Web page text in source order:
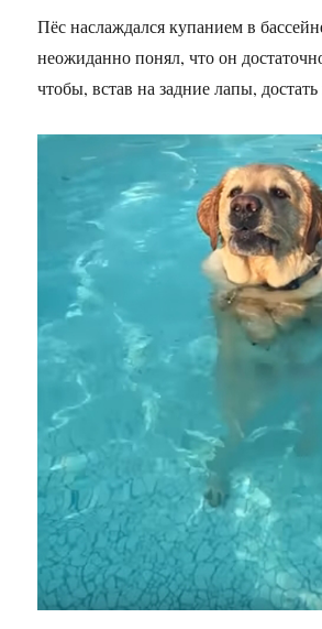
Пёс наслаждался купанием в
неожиданно понял, что он
чтобы, встав на задние лапы,